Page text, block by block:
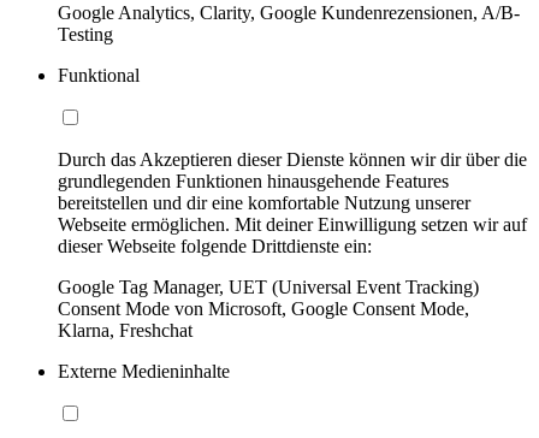
Google Analytics, Clarity, Google Kundenrezensionen, A/B-
Testing
Funktional
Durch das Akzeptieren dieser Dienste können wir dir über die
grundlegenden Funktionen hinausgehende Features
bereitstellen und dir eine komfortable Nutzung unserer
Webseite ermöglichen. Mit deiner Einwilligung setzen wir auf
dieser Webseite folgende Drittdienste ein:
Google Tag Manager, UET (Universal Event Tracking)
Consent Mode von Microsoft, Google Consent Mode,
Klarna, Freshchat
Externe Medieninhalte